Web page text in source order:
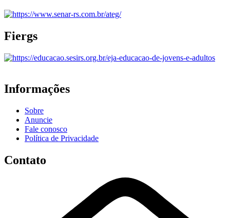
Fiergs
Informações
Sobre
Anuncie
Fale conosco
Política de Privacidade
Contato